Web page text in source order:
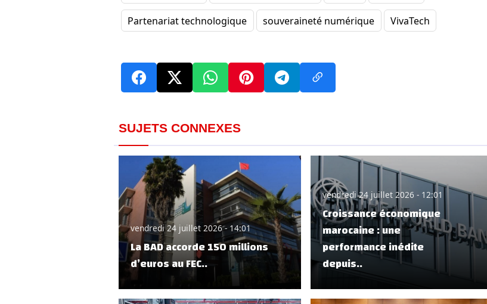
Partenariat technologique souveraineté numérique VivaTech
SUJETS CONNEXES
vendredi 24 juillet 2026 - 14:01
La BAD accorde 150 millions
d’euros au FEC..
vendredi 24 juillet 2026 - 12:01
Croissance économique
marocaine : une
performance inédite
depuis..